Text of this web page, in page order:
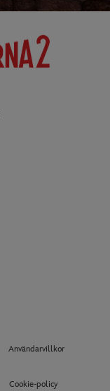
Användarvillkor
Cookie-policy